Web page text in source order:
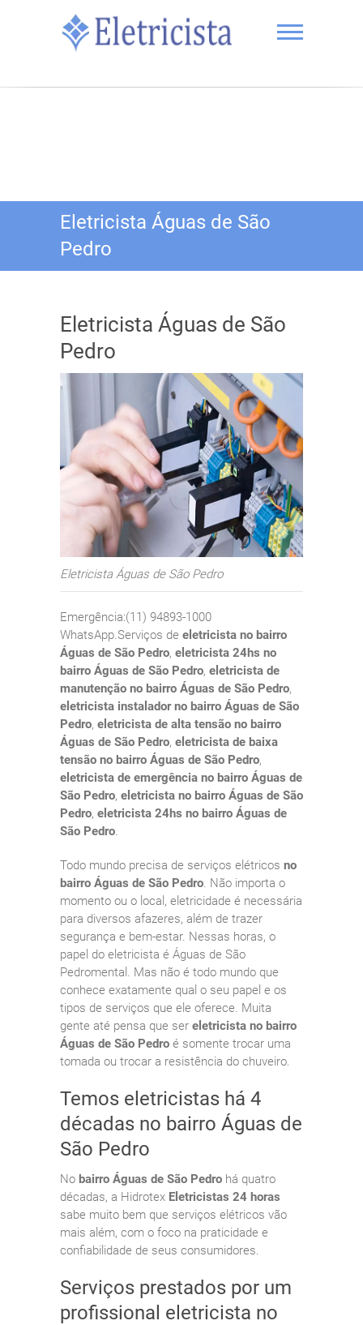
Hidrotex-(11) 5084.3780
Eletricista Águas de São
Pedro
Eletricista Águas de São
Pedro
Eletricista Águas de São Pedro
Emergência:(11) 94893-1000
WhatsApp.Serviços de eletricista no bairro
Águas de São Pedro, eletricista 24hs no
bairro Águas de São Pedro, eletricista de
manutenção no bairro Águas de São Pedro,
eletricista instalador no bairro Águas de São
Pedro, eletricista de alta tensão no bairro
Águas de São Pedro, eletricista de baixa
tensão no bairro Águas de São Pedro,
eletricista de emergência no bairro Águas de
São Pedro, eletricista no bairro Águas de São
Pedro, eletricista 24hs no bairro Águas de
São Pedro.
Todo mundo precisa de serviços elétricos no
bairro Águas de São Pedro. Não importa o
momento ou o local, eletricidade é necessária
para diversos afazeres, além de trazer
segurança e bem-estar. Nessas horas, o
papel do eletricista é Águas de São
Pedromental. Mas não é todo mundo que
conhece exatamente qual o seu papel e os
tipos de serviços que ele oferece. Muita
gente até pensa que ser eletricista no bairro
Águas de São Pedro é somente trocar uma
tomada ou trocar a resistência do chuveiro.
Temos eletricistas há 4
décadas no bairro Águas de
São Pedro
No bairro Águas de São Pedro há quatro
décadas, a Hidrotex Eletricistas 24 horas
sabe muito bem que serviços elétricos vão
mais além, com o foco na praticidade e
confiabilidade de seus consumidores.
Serviços prestados por um
profissional eletricista no